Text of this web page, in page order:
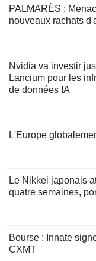
PALMARÈS :
nouveaux rachats
Nvidia va investir
Lancium pour les
de données IA
L'Europe
Le Nikkei japonais
quatre semaines,
Bourse : Innate
CXMT